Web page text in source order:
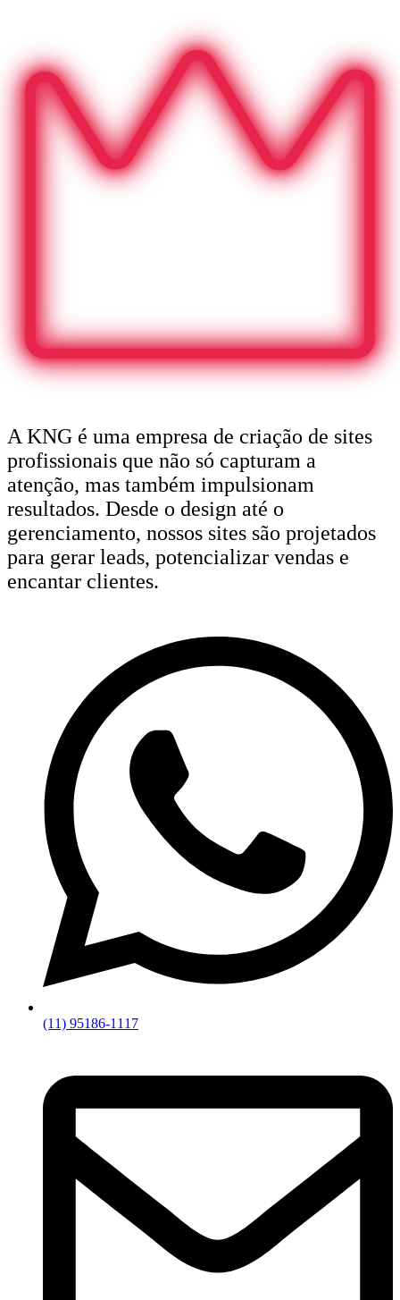
A KNG é uma empresa de criação de sites
profissionais que não só capturam a
atenção, mas também impulsionam
resultados. Desde o design até o
gerenciamento, nossos sites são projetados
para gerar leads, potencializar vendas e
encantar clientes.
(11) 95186-1117